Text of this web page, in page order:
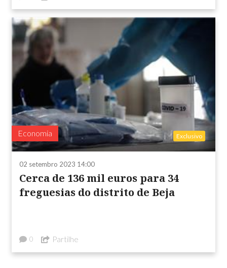
Economia Exclusivo
02 setembro 2023 14:00
Cerca de 136 mil euros para 34
freguesias do distrito de Beja
0 Partilhe